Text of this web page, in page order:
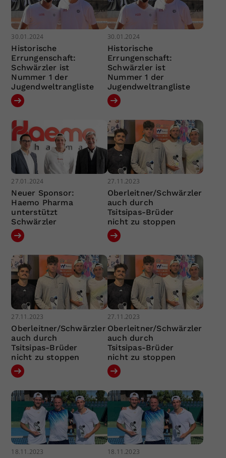
30.01.2024
Historische
Errungenschaft:
Schwärzler ist
Nummer 1 der
Jugendweltrangliste
30.01.2024
Historische
Errungenschaft:
Schwärzler ist
Nummer 1 der
Jugendweltrangliste
27.01.2024
Neuer Sponsor:
Haemo Pharma
unterstützt
Schwärzler
27.11.2023
Oberleitner/Schwärzler
auch durch
Tsitsipas-Brüder
nicht zu stoppen
27.11.2023
Oberleitner/Schwärzler
auch durch
Tsitsipas-Brüder
nicht zu stoppen
27.11.2023
Oberleitner/Schwärzler
auch durch
Tsitsipas-Brüder
nicht zu stoppen
18.11.2023 18.11.2023